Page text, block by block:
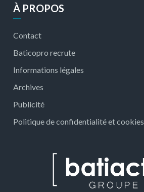
À PROPOS
Contact
Baticopro recrute
Informations légales
Archives
Publicité
Politique de confidentialité et cookies